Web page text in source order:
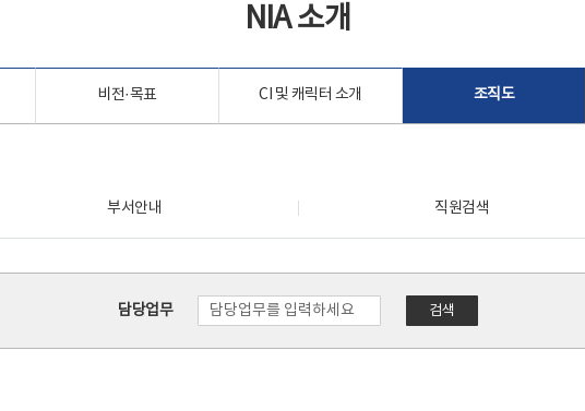
NIA 소개
비전·목표 CI 및 캐릭터 소개 조직도
부서안내 직원검색
담당업무 검색